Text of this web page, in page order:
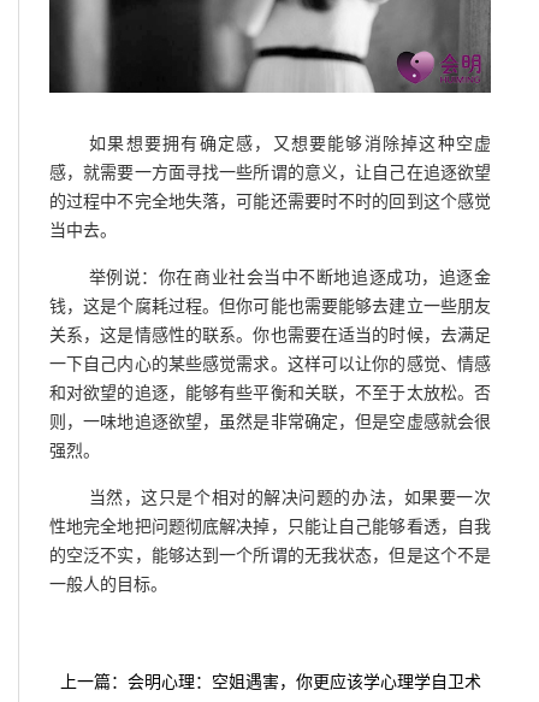
如果想要拥有确定感，又想要能够消除掉这种空虚
感，就需要一方面寻找一些所谓的意义，让自己在追逐欲望
的过程中不完全地失落，可能还需要时不时的回到这个感觉
当中去。
举例说：你在商业社会当中不断地追逐成功，追逐金
钱，这是个腐耗过程。但你可能也需要能够去建立一些朋友
关系，这是情感性的联系。你也需要在适当的时候，去满足
一下自己内心的某些感觉需求。这样可以让你的感觉、情感
和对欲望的追逐，能够有些平衡和关联，不至于太放松。否
则，一味地追逐欲望，虽然是非常确定，但是空虚感就会很
强烈。
当然，这只是个相对的解决问题的办法，如果要一次
性地完全地把问题彻底解决掉，只能让自己能够看透，自我
的空泛不实，能够达到一个所谓的无我状态，但是这个不是
一般人的目标。
上一篇：会明心理：空姐遇害，你更应该学心理学自卫术